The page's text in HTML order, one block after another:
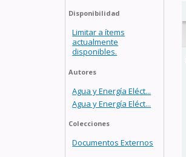
Disponibilidad
Limitar a ítems
actualmente
disponibles.
Autores
Agua y Energía Eléct...
Agua y Energía Eléct...
Colecciones
Documentos Externos